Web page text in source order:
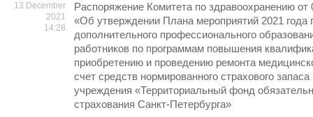
13 December
2021
14:28
Распоряжение Комитета по здравоохранению
«Об утверждении Плана мероприятий 2021 года
дополнительного профессионального
работников по программам повышения
приобретению и проведению ремонта
счет средств нормированного страхового запаса
учреждения «Территориальный фонд
страхования Санкт-Петербурга»